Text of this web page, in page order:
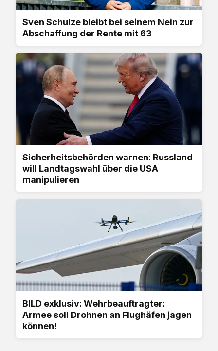
Sven Schulze bleibt bei seinem Nein zur
Abschaffung der Rente mit 63
Sicherheitsbehörden warnen: Russland
will Landtagswahl über die USA
manipulieren
BILD exklusiv: Wehrbeauftragter:
Armee soll Drohnen an Flughäfen jagen
können!